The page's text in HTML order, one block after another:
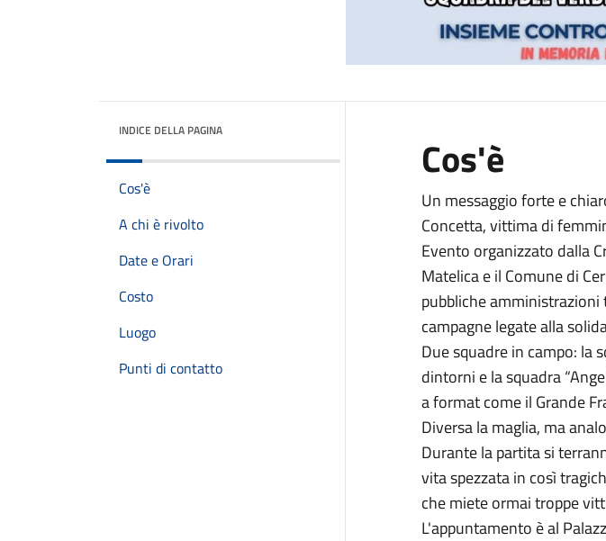
INDICE DELLA PAGINA
Cos'è
A chi è rivolto
Date e Orari
Costo
Luogo
Punti di contatto
Cos'è
Un messaggio forte e
Concetta, vittima di
Evento organizzato dalla
Matelica e il Comune di
pubbliche
campagne legate alla
Due squadre in campo: la
dintorni e la squadra
a format come il Grande
Diversa la maglia, ma
Durante la partita si
vita spezzata in così
che miete ormai troppe
L'appuntamento è al